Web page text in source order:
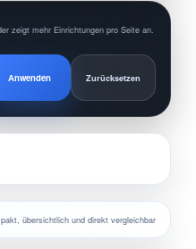
zeigt mehr Einrichtungen pro Seite an.
Anwenden Zurücksetzen
übersichtlich und direkt vergleichbar